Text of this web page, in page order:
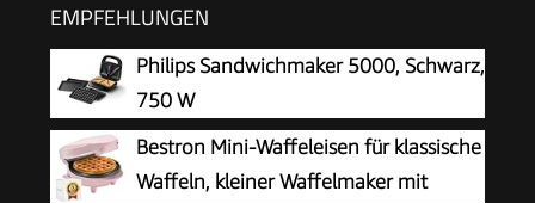
EMPFEHLUNGEN
Philips Sandwichmaker 5000, Schwarz,
750 W
Bestron Mini-Waffeleisen für klassische
Waffeln, kleiner Waffelmaker mit